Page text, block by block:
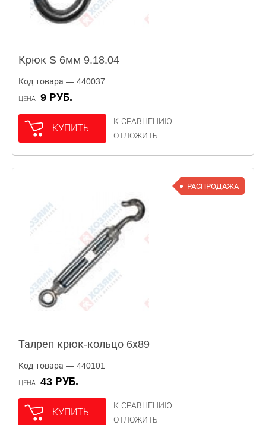
Крюк S 6мм 9.18.04
Код товара — 440037
ЦЕНА 9 РУБ.
КУПИТЬ
К СРАВНЕНИЮ
ОТЛОЖИТЬ
РАСПРОДАЖА
Талреп крюк-кольцо 6х89
Код товара — 440101
ЦЕНА 43 РУБ.
КУПИТЬ
К СРАВНЕНИЮ
ОТЛОЖИТЬ